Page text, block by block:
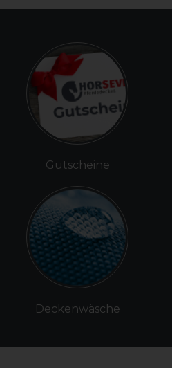
Gutscheine
Deckenwäsche